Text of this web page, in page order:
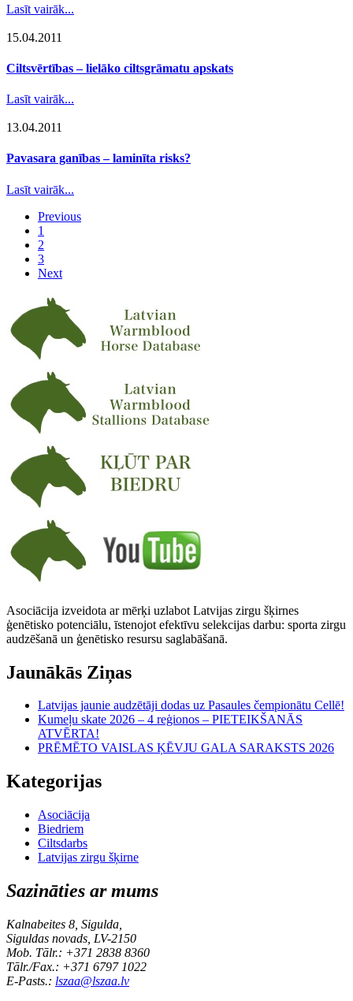
Lasīt vairāk...
15.04.2011
Ciltsvērtības – lielāko ciltsgrāmatu apskats
Lasīt vairāk...
13.04.2011
Pavasara ganības – laminīta risks?
Lasīt vairāk...
Previous
1
2
3
Next
Asociācija izveidota ar mērķi uzlabot Latvijas zirgu šķirnes
ģenētisko potenciālu, īstenojot efektīvu selekcijas darbu: sporta zirgu
audzēšanā un ģenētisko resursu saglabāšanā.
Jaunākās Ziņas
Latvijas jaunie audzētāji dodas uz Pasaules čempionātu Cellē!
Kumeļu skate 2026 – 4 reģionos – PIETEIKŠANĀS
ATVĒRTA!
PRĒMĒTO VAISLAS ĶĒVJU GALA SARAKSTS 2026
Kategorijas
Asociācija
Biedriem
Ciltsdarbs
Latvijas zirgu šķirne
Sazināties ar mums
Kalnabeites 8, Sigulda,
Siguldas novads, LV-2150
Mob. Tālr.: +371 2838 8360
Tālr./Fax.: +371 6797 1022
E-Pasts.: lszaa@lszaa.lv